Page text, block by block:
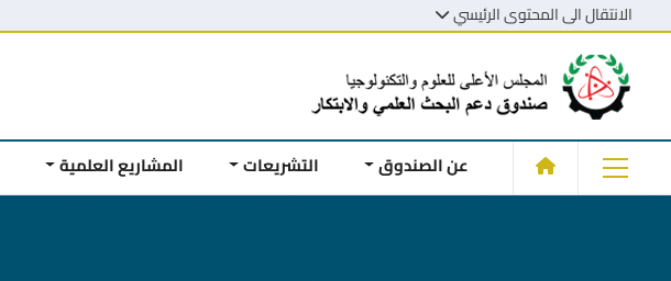
الانتقال الى المحتوى الرئيسي
عن الصندوق التشريعات المشاريع العلمية